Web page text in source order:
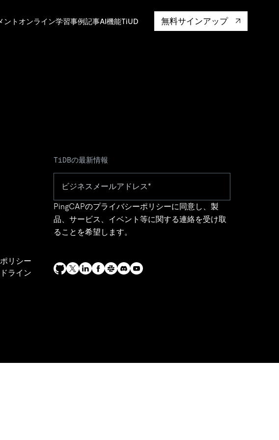
ント オンライン学習事例記事AI機能TiUD 無料サインアップ
リシー
ライン
TiDBの最新情報
PingCAPのプライバシーポリシーに同意し、製
品、サービス、イベント等に関する連絡を受け取
ることを希望します。